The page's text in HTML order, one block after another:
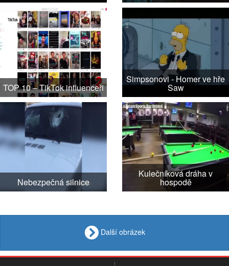
TOP 10 – TikTok influenceři
Simpsonovi - Homer ve hře
Saw
Nebezpečná silnice
Kulečníková dráha v
hospodě
Další obrázek